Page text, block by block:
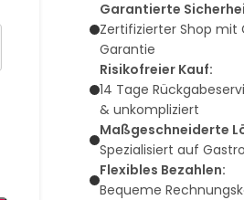
Garantierte
Zertifizierter Shop mit
Garantie
Risikofreier Kauf:
14 Tage
& unkompliziert
Maßgeschneiderte
Spezialisiert auf
Flexibles Bezahlen:
Bequeme